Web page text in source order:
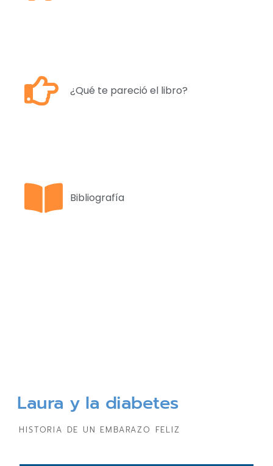
¿Qué te pareció el libro?
Bibliografía
Laura y la diabetes
HISTORIA DE UN EMBARAZO FELIZ